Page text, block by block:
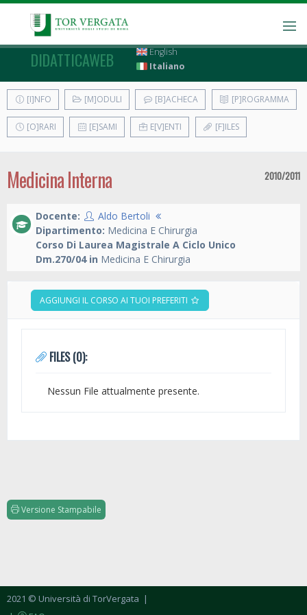
DIDATTICAWEB
English
Italiano
[I]NFO [M]ODULI [B]ACHECA [P]ROGRAMMA
[O]RARI [E]SAMI E[V]ENTI [F]ILES
Medicina Interna 2010/2011
Docente:
Aldo Bertoli
Dipartimento: Medicina E Chirurgia
Corso Di Laurea Magistrale A Ciclo Unico
Dm.270/04 in Medicina E Chirurgia
AGGIUNGI IL CORSO AI TUOI PREFERITI
FILES (0):
Nessun File attualmente presente.
Versione Stampabile
2021 © Università di TorVergata |